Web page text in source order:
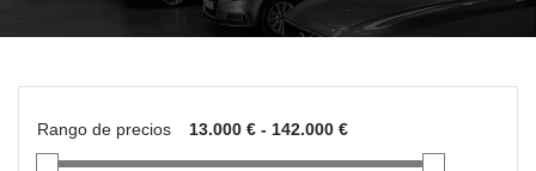
Rango de precios